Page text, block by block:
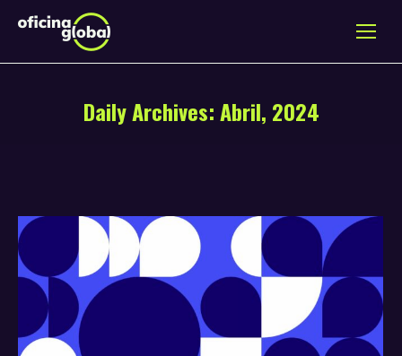
Daily Archives:Abril, 2024